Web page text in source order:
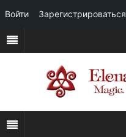
Войти Зарегистрироваться